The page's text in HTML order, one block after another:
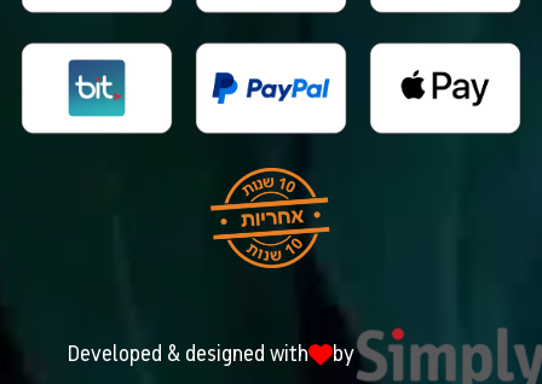
Developed & designed with by